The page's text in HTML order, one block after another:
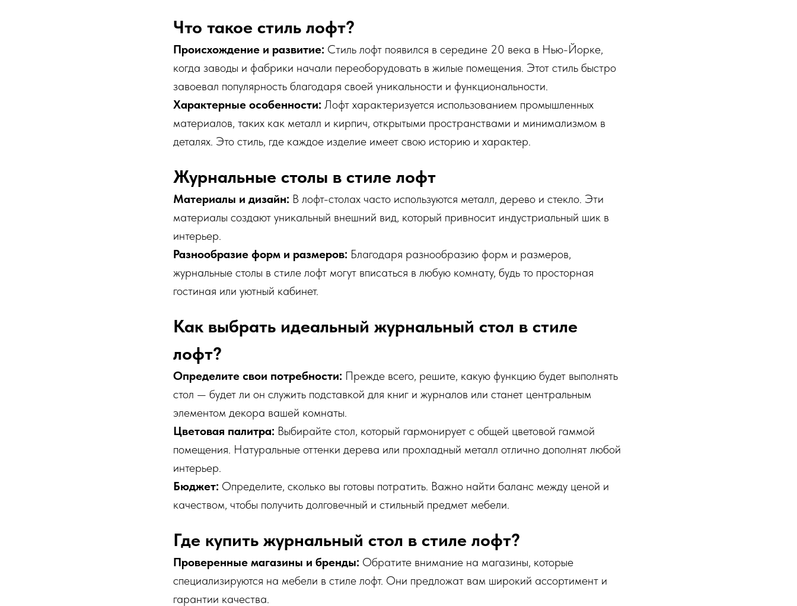
Что такое стиль лофт?
Происхождение и развитие: Стиль лофт появился в середине 20 века в Нью-Йорке,
когда заводы и фабрики начали переоборудовать в жилые помещения. Этот стиль быстро
завоевал популярность благодаря своей уникальности и функциональности.
Характерные особенности: Лофт характеризуется использованием промышленных
материалов, таких как металл и кирпич, открытыми пространствами и минимализмом в
деталях. Это стиль, где каждое изделие имеет свою историю и характер.
Журнальные столы в стиле лофт
Материалы и дизайн: В лофт-столах часто используются металл, дерево и стекло. Эти
материалы создают уникальный внешний вид, который привносит индустриальный шик в
интерьер.
Разнообразие форм и размеров: Благодаря разнообразию форм и размеров,
журнальные столы в стиле лофт могут вписаться в любую комнату, будь то просторная
гостиная или уютный кабинет.
Как выбрать идеальный журнальный стол в стиле
лофт?
Определите свои потребности: Прежде всего, решите, какую функцию будет выполнять
стол — будет ли он служить подставкой для книг и журналов или станет центральным
элементом декора вашей комнаты.
Цветовая палитра: Выбирайте стол, который гармонирует с общей цветовой гаммой
помещения. Натуральные оттенки дерева или прохладный металл отлично дополнят любой
интерьер.
Бюджет: Определите, сколько вы готовы потратить. Важно найти баланс между ценой и
качеством, чтобы получить долговечный и стильный предмет мебели.
Где купить журнальный стол в стиле лофт?
Проверенные магазины и бренды: Обратите внимание на магазины, которые
специализируются на мебели в стиле лофт. Они предложат вам широкий ассортимент и
гарантии качества.